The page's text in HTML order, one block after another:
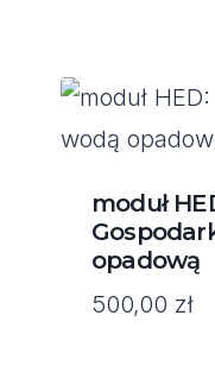
moduł
opadową
500,00 zł